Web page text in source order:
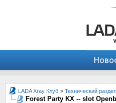
LADA Xray Клуб > Технический
Forest Party KX -- slot